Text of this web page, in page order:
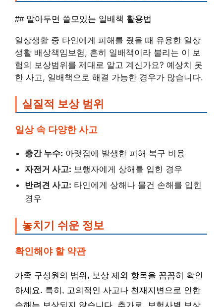
## 알아두면 쓸모있는 일배책 활용법
일상생활 중 타인에게 피해를 줬을 때 유용한 일상
생활 배상책임보험, 흔히 일배책이라 불리는 이 보
험의 보상범위를 제대로 알고 계신가요? 예상치 못
한 사고, 일배책으로 해결 가능한 경우가 많습니다.
실질적 보상 범위
일상 속 다양한 사고
층간 누수: 아랫집에 발생한 피해 복구 비용
자전거 사고: 보행자에게 상해를 입힌 경우
반려견 사고: 타인에게 상해나 물건 손해를 입힌
경우
놓치기 쉬운 정보
확인해야 할 약관
가족 구성원의 범위, 보상 제외 항목을 꼼꼼히 확인
하세요. 특히, 고의적인 사고나 천재지변으로 인한